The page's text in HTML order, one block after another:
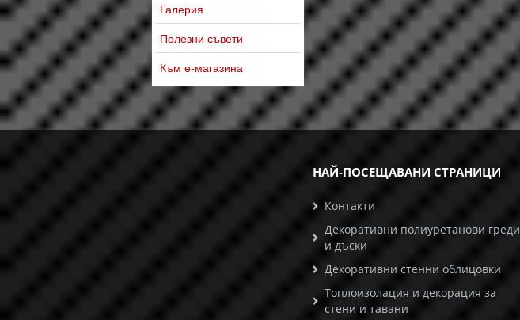
Галерия
Полезни съвети
Към е-магазина
НАЙ-ПОСЕЩАВАНИ СТРАНИЦИ
Контакти
Декоративни полиуретанови греди
и дъски
Декоративни стенни облицовки
Топлоизолация и декорация за
стени и тавани